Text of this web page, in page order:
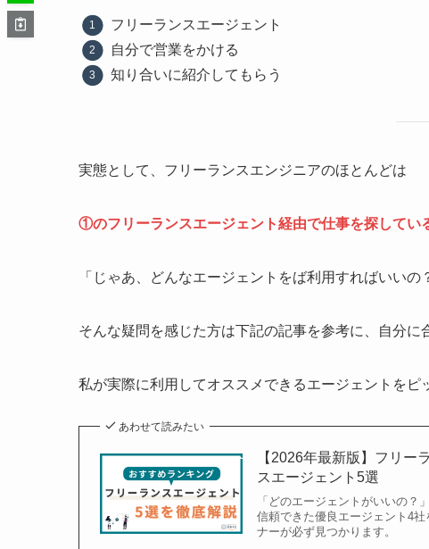
フリーランスエージェント
自分で営業をかける
知り合いに紹介してもらう
実態として、フリーランスエンジニアのほとんどは
①のフリーランスエージェント経由で仕事を探してい
「じゃあ、どんなエージェントをば利用すればいいの
そんな疑問を感じた方は下記の記事を参考に、自分に
私が実際に利用してオススメできるエージェントをピ
あわせて読みたい
【2026年最新版】フリー
スエージェント5選
「どのエージェントがいいの？
信頼できた優良エージェント4
ナーが必ず見つかります。